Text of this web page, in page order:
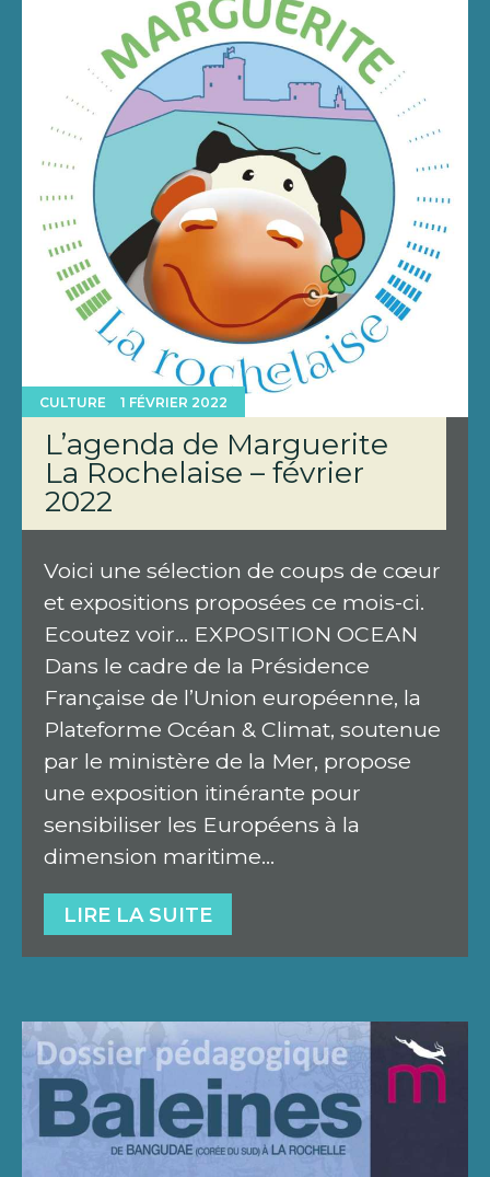
CULTURE 1 FÉVRIER 2022
L’agenda de Marguerite
La Rochelaise – février
2022
Voici une sélection de coups de cœur
et expositions proposées ce mois-ci.
Ecoutez voir… EXPOSITION OCEAN
Dans le cadre de la Présidence
Française de l’Union européenne, la
Plateforme Océan & Climat, soutenue
par le ministère de la Mer, propose
une exposition itinérante pour
sensibiliser les Européens à la
dimension maritime…
LIRE LA SUITE